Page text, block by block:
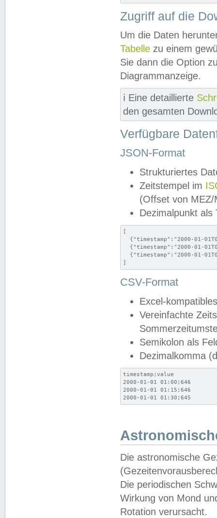
Zugriff auf die
Um die Daten
Tabelle zu einem
Sie dann die Option
Diagrammanzeige.
ℹ️ Eine detaillierte
den gesamten
Verfügbare
JSON-Format
Strukturiertes
Zeitstempel im
(Offset von MEZ/
Dezimalpunkt als
[
{"timestamp":"2000-01-
{"timestamp":"2000-01-
{"timestamp":"2000-01-
]
CSV-Format
Excel-
Vereinfachte
Semikolon als
Dezimalkomma
timestamp;value
2000-01-01 01:00;646
2000-01-01 01:15;646
2000-01-01 01:30;645
Die astronomische
Die periodischen
Wirkung von Mond
Rotation verursacht.